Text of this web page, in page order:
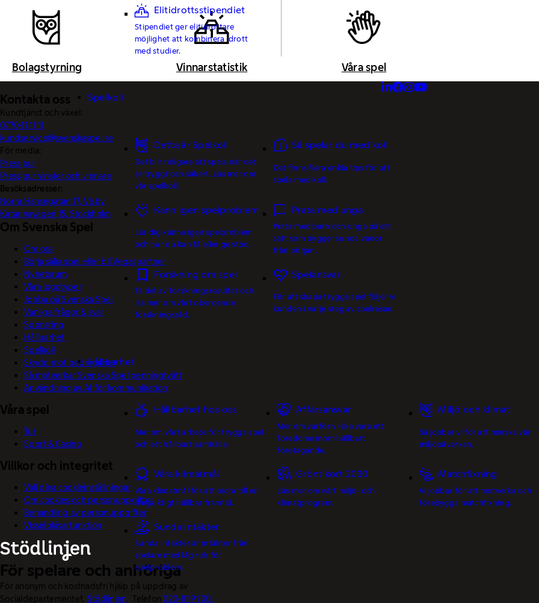
Elitidrottsstipendiet
Stipendiet ger elitidrottare
möjlighet att kombinera idrott
med studier.
Spelkoll
Detta är Spelkoll
Det blir roligare att spela när det
är tryggt och säkert. Läs mer om
vår spelkoll.
Så spelar du med koll
Det finns flera enkla tips för att
spela med koll.
Känn igen spelproblem
Lär dig känna igen spelproblem
och hur du kan få eller ge stöd.
Prata med unga
Prata med barn och unga på ett
sätt som bygger sunda vanor
från början.
Forskning om spel
Ta del av forskningsresultat och
läs mer om vårt oberoende
forskningsråd.
Spelansvar
För att skapa trygga spel följer vi
kunden i varje steg av spelresan.
Hållbarhet
Hållbarhet hos oss
Mer om vårt arbete för trygga spel
och ett hållbart samhälle.
Affärsansvar
Mer om varför vi ska vara ett
föredöme inom hållbart
företagande.
Miljö och klimat
Så jobbar vi för att minska vår
miljöpåverkan.
Våra klimatmål
Våra klimatmål för att bidra till en
långsiktigt hållbar framtid.
Grönt kort 2030
Läs mer om vårt miljö- och
klimatprogram.
Matchfixning
Vi jobbar för att motverka och
förebygga matchfixning.
Sunda intäkter
Sunda intäkter är intäkter från
spelare med låg risk för
spelproblem.
Bolagstyrning Vinnarstatistik Våra spel
Kontakta oss
Kundtjänst och växel:
0770-11 11 11
kundservice@svenskaspel.se
För media:
Pressjour
Pressjour vinster och vinnare
Besöksadresser:
Norra Hansegatan 17, Visby
Katarinavägen 15, Stockholm
Om Svenska Spel
Om oss
Börja sälja spel eller bli Vegaspartner
Nyhetsrum
Våra logotyper
Jobba på Svenska Spel
Vanliga frågor & svar
Sponsring
Hållbarhet
Spelkoll
Skydd mot bedrägerier
Så motverkar Svenska Spel penningtvätt
Användning av AI för kommunikation
Våra spel
Tur
Sport & Casino
Villkor och integritet
Välj dina cookieinställningar
Om cookies och personuppgifter
Behandling av personuppgifter
Visselblåsarfunktion
För spelare och anhöriga
För anonym och kostnadsfri hjälp på uppdrag av
Socialdepartementet. Stödlinjen. Telefon020-81 91 00.